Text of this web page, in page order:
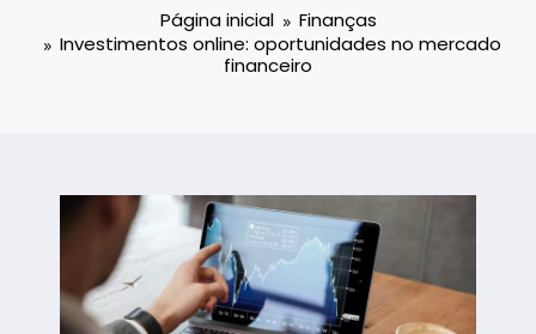
Página inicial
Finanças
Investimentos online: oportunidades no mercado
financeiro